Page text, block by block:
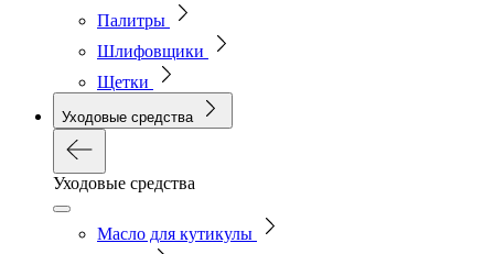
Палитры
Шлифовщики
Щетки
Уходовые средства
Уходовые средства
Масло для кутикулы